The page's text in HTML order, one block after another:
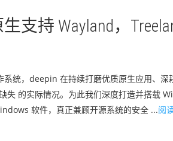
支持 Wayland，
统，deepin 在持续打磨优质原生应用、深
的实际情况。为此我们深度打造并搭载
软件，真正兼顾开源系统的安全 ...阅